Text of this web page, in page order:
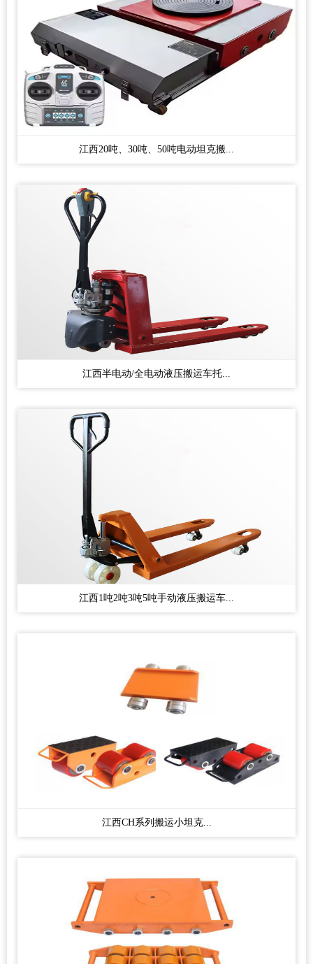
江西20吨、30吨、50吨电动坦克搬...
江西半电动/全电动液压搬运车托...
江西1吨2吨3吨5吨手动液压搬运车...
江西CH系列搬运小坦克...